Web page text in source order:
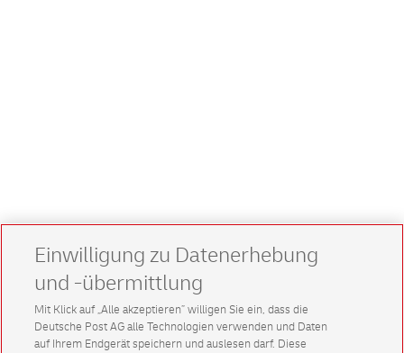
Einwilligung zu Datenerhebung
und -übermittlung
Mit Klick auf „Alle akzeptieren” willigen Sie ein, dass die
Deutsche Post AG alle Technologien verwenden und Daten
auf Ihrem Endgerät speichern und auslesen darf. Diese